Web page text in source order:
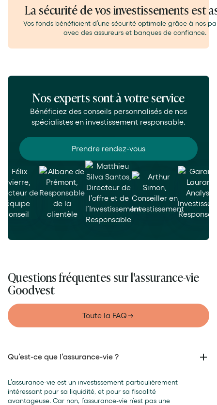
La sécurité de vos investissements est
Vos fonds bénéficient d’une sécurité optimale grâce à nos
avec des assureurs et banques de confiance.
Nos experts sont à votre service
Bénéficiez des conseils personnalisés de nos
spécialistes en investissement responsable.
Prendre rendez-vous
Questions fréquentes sur l'assurance-vie
Goodvest
Toute la FAQ
Qu’est-ce que l’assurance-vie ?
L’assurance-vie est un investissement particulièrement
intéressant pour sa liquidité, et pour sa fiscalité
avantageuse. Car non, l’assurance-vie n’est pas une